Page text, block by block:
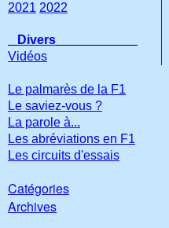
2021 2022
Divers
Vidéos
Le palmarès de la F1
Le saviez-vous ?
La parole à...
Les abréviations en F1
Les circuits d'essais
Catégories
Archives